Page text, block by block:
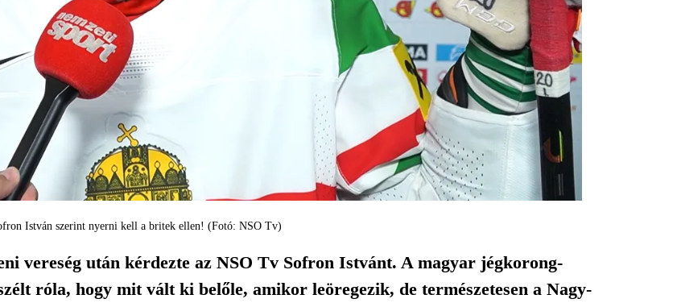
István szerint nyerni kell a britek ellen! (Fotó: NSO Tv)
vereség után kérdezte az NSO Tv Sofron Istvánt. A magyar jégkorong-
róla, hogy mit vált ki belőle, amikor leöregezik, de természetesen a Nagy-